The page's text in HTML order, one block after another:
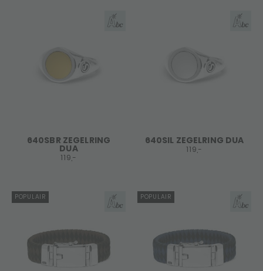
640SBR ZEGELRING
DUA
119,-
640SIL ZEGELRING DUA
119,-
POPULAIR POPULAIR